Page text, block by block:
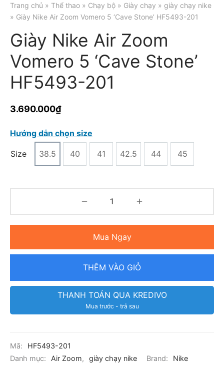
Trang chủ » Thể thao » Chạy bộ » Giày chạy » giày chạy nike
» Giày Nike Air Zoom Vomero 5 ‘Cave Stone’ HF5493-201
Giày Nike Air Zoom
Vomero 5 ‘Cave Stone’
HF5493-201
3.690.000₫
Hướng dẫn chọn size
Size 38.5 40 41 42.5 44 45
Mua Ngay
THÊM VÀO GIỎ
THANH TOÁN QUA KREDIVO
Mua trước - trả sau
Mã:
HF5493-201
Danh mục:
Air Zoom, giày chạy nike Brand: Nike